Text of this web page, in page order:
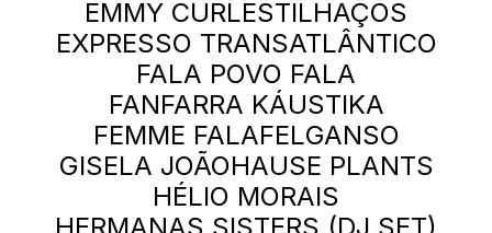
EMMY CURLESTILHAÇOS
EXPRESSO TRANSATLÂNTICO
FALA POVO FALA
FANFARRA KÁUSTIKA
FEMME FALAFELGANSO
GISELA JOÃOHAUSE PLANTS
HÉLIO MORAIS